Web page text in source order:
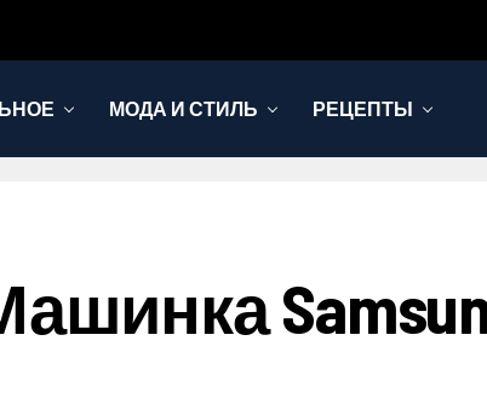
МОДА И СТИЛЬ РЕЦЕПТЫ